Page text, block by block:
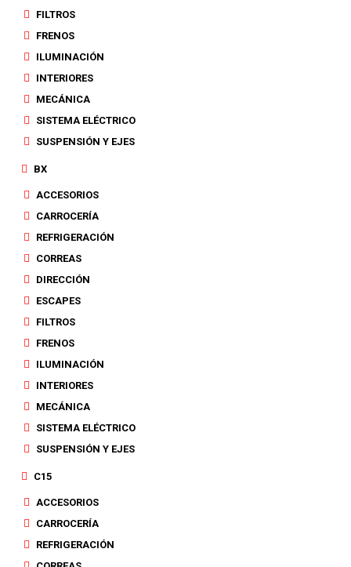
FILTROS
FRENOS
ILUMINACIÓN
INTERIORES
MECÁNICA
SISTEMA ELÉCTRICO
SUSPENSIÓN Y EJES
BX
ACCESORIOS
CARROCERÍA
REFRIGERACIÓN
CORREAS
DIRECCIÓN
ESCAPES
FILTROS
FRENOS
ILUMINACIÓN
INTERIORES
MECÁNICA
SISTEMA ELÉCTRICO
SUSPENSIÓN Y EJES
C15
ACCESORIOS
CARROCERÍA
REFRIGERACIÓN